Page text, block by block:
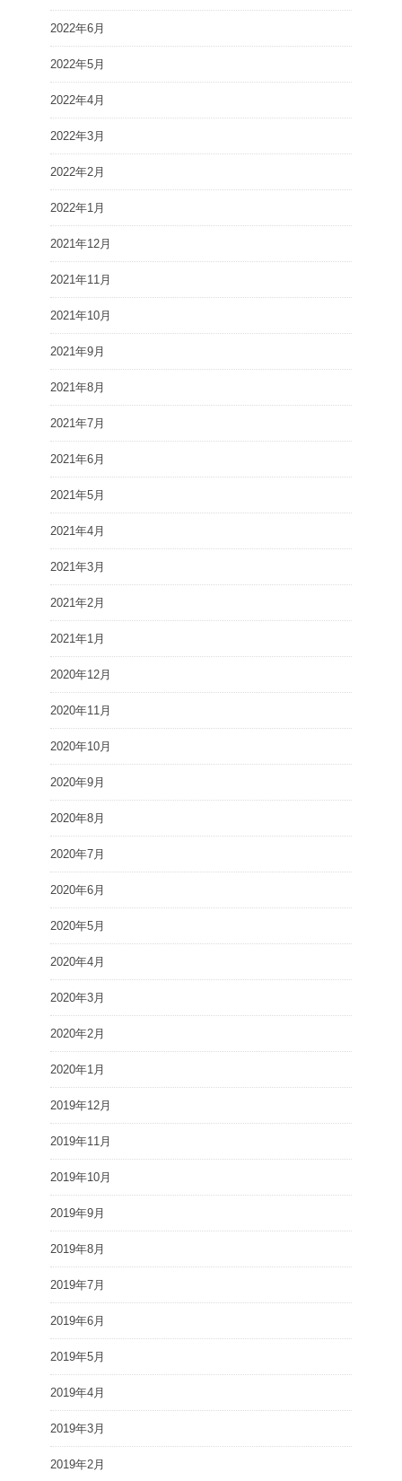
2022年6月
2022年5月
2022年4月
2022年3月
2022年2月
2022年1月
2021年12月
2021年11月
2021年10月
2021年9月
2021年8月
2021年7月
2021年6月
2021年5月
2021年4月
2021年3月
2021年2月
2021年1月
2020年12月
2020年11月
2020年10月
2020年9月
2020年8月
2020年7月
2020年6月
2020年5月
2020年4月
2020年3月
2020年2月
2020年1月
2019年12月
2019年11月
2019年10月
2019年9月
2019年8月
2019年7月
2019年6月
2019年5月
2019年4月
2019年3月
2019年2月